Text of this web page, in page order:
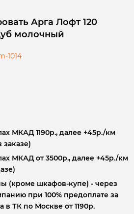
Арга Лофт 120
молочный
1014
МКАД 1190р., далее +45р./км
заказе)
МКАД от 3500р., далее +45р./км
(кроме шкафов-купе) - через
при 100% предоплате за
в ТК по Москве от 1190р.